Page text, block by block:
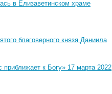
в Елизаветинском храме
благоверного князя Даниила
к Богу» 17 марта 2022